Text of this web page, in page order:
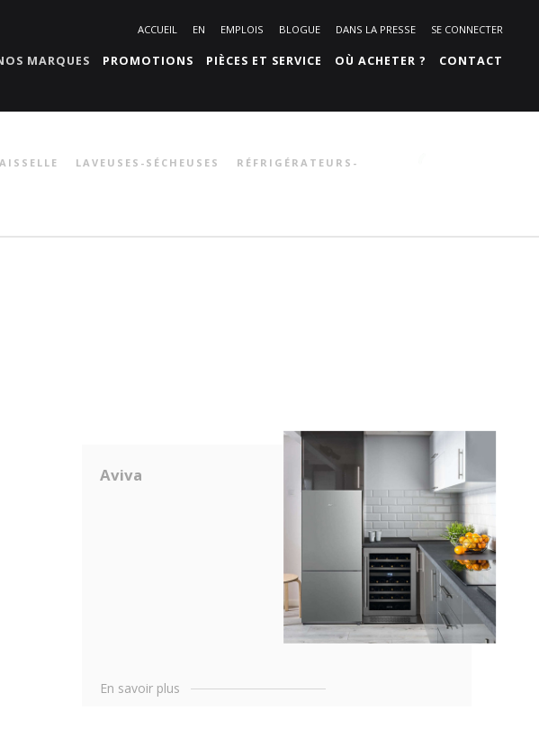
ACCUEIL EN EMPLOIS BLOGUE DANS LA PRESSE SE CONNECTER
MARQUES PROMOTIONS PIÈCES ET SERVICE OÙ ACHETER ? CONTACT
LAVEUSES-SÉCHEUSES
RÉFRIGÉRATEURS-
Aviva
En savoir plus